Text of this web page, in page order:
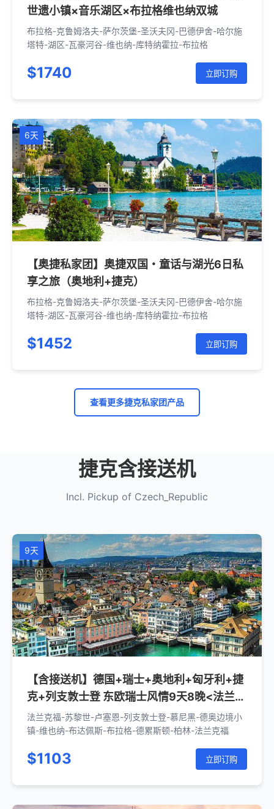
世遗小镇×音乐湖区×布拉格维也纳双城
布拉格-克鲁姆洛夫-萨尔茨堡-圣沃夫冈-巴德伊舍-哈尔施
塔特-湖区-瓦豪河谷-维也纳-库特纳霍拉-布拉格
$1740 立即订购
6天
【奥捷私家团】奥捷双国・童话与湖光6日私
享之旅（奥地利+捷克）
布拉格-克鲁姆洛夫-萨尔茨堡-圣沃夫冈-巴德伊舍-哈尔施
塔特-湖区-瓦豪河谷-维也纳-库特纳霍拉-布拉格
$1452 立即订购
查看更多捷克私家团产品
捷克含接送机
Incl. Pickup of Czech_Republic
9天
【含接送机】德国+瑞士+奥地利+匈牙利+捷
克+列支敦士登 东欧瑞士风情9天8晚<法兰克
福上下>
法兰克福-苏黎世-卢塞恩-列支敦士登-慕尼黑-德奥边境小
镇-维也纳-布达佩斯-布拉格-德累斯顿-柏林-法兰克福
$1103 立即订购